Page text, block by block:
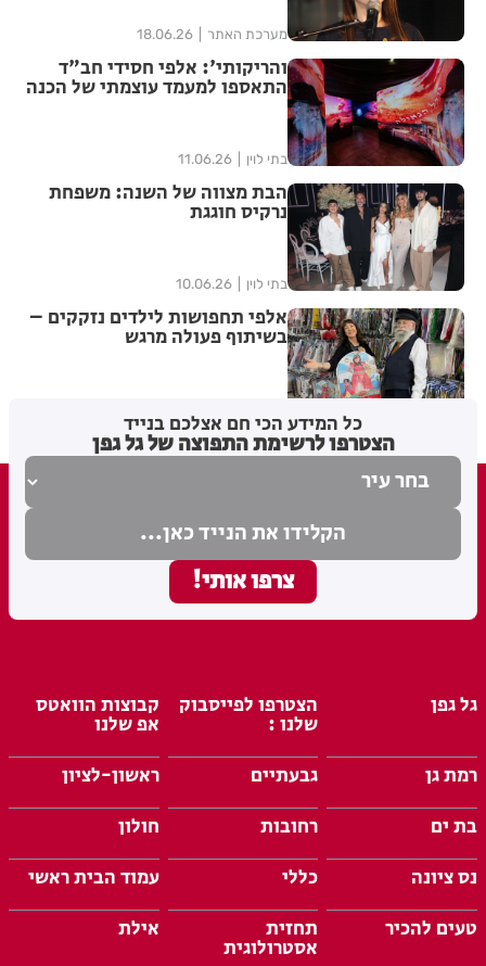
מערכת האתר 18.06.26
והריקותי': אלפי חסידי חב"ד
התאספו למעמד עוצמתי של הכנה
בתי לוין 11.06.26
הבת מצווה של השנה: משפחת
נרקיס חוגגת
בתי לוין 10.06.26
אלפי תחפושות לילדים נזקקים –
בשיתוף פעולה מרגש
כל המידע הכי חם אצלכם בנייד
הצטרפו לרשימת התפוצה של גל גפן
גל גפן הצטרפו לפייסבוק
שלנו :
קבוצות הוואטס
אפ שלנו
רמת גן
גבעתיים
ראשון-לציון
בת ים
רחובות
חולון
נס ציונה
כללי
עמוד הבית ראשי
טעים להכיר
תחזית
אסטרולוגית
אילת